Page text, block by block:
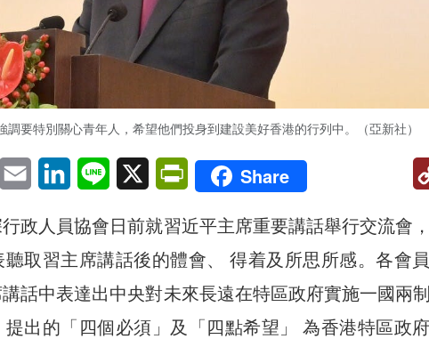
調要特別關心青年人，希望他們投身到建設美好香港的行列中。（亞新社）
WeChatEmail LinkedInLine X PrintFriendly
Share
政人員協會日前就習近平主席重要講話舉行交流會
聽取習主席講話後的體會、 得着及所思所感。各會
話中表達出中央對未來長遠在特區政府實施一國兩
出的「四個必須」及「四點希望」 為香港特區政